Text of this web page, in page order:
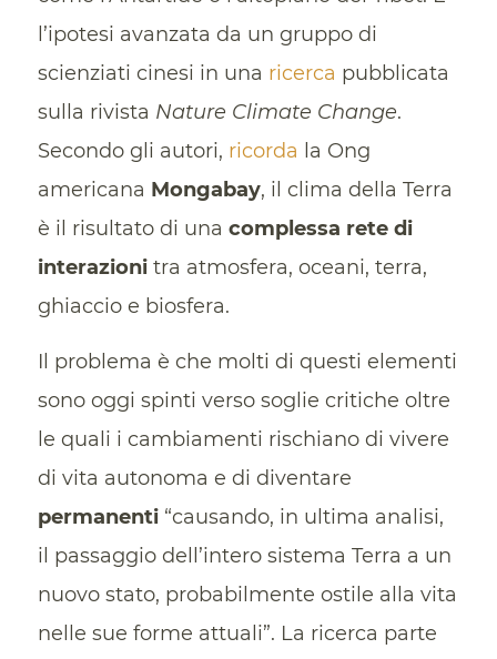
l’ipotesi avanzata da un gruppo di
scienziati cinesi in una ricerca pubblicata
sulla rivista Nature Climate Change.
Secondo gli autori, ricorda la Ong
americana Mongabay, il clima della Terra
è il risultato di una complessa rete di
interazionitra atmosfera, oceani, terra,
ghiaccio e biosfera.
Il problema è che molti di questi elementi
sono oggi spinti verso soglie critiche oltre
le quali i cambiamenti rischiano di vivere
di vita autonoma e di diventare
permanenti“causando, in ultima analisi,
il passaggio dell’intero sistema Terra a un
nuovo stato, probabilmente ostile alla vita
nelle sue forme attuali”. La ricerca parte